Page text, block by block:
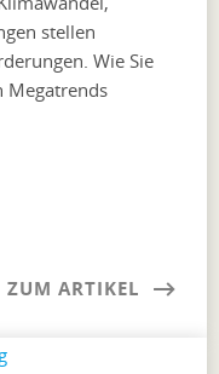
stellen
Wie Sie
Megatrends
ZUM ARTIKEL